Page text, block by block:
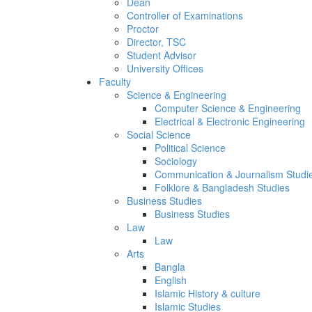
Controller of Examinations
Proctor
Director, TSC
Student Advisor
University Offices
Faculty
Science & Engineering
Computer Science & Engineering
Electrical & Electronic Engineering
Social Science
Political Science
Sociology
Communication & Journalism
Folklore & Bangladesh Studies
Business Studies
Business Studies
Law
Law
Arts
Bangla
English
Islamic History & culture
Islamic Studies